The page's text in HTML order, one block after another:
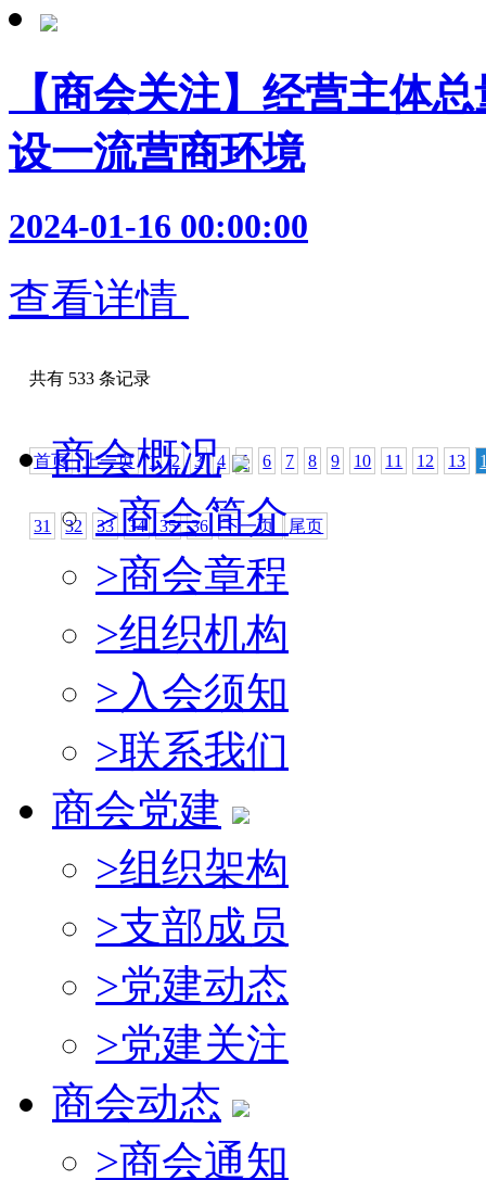
【商会关注】经营主体
设一流营商环境
2024-01-16 00:00:00
查看详情
共有 533 条记录
首页 上一页 1 2 3 4 5 6 7 8 9 10 11 12 13
31 32 33 34 35 36 下一页 尾页
商会概况
>商会简介
>商会章程
>组织机构
>入会须知
>联系我们
商会党建
>组织架构
>支部成员
>党建动态
>党建关注
商会动态
>商会通知